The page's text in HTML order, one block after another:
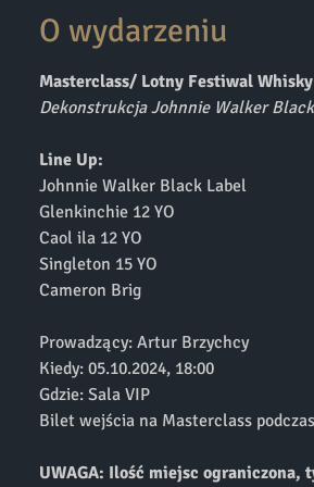
O wydarzeniu
Masterclass/ Lotny Festiwal
Dekonstrukcja Johnnie Walker
Line Up:
Johnnie Walker Black Label
Glenkinchie 12 YO
Caol ila 12 YO
Singleton 15 YO
Cameron Brig
Prowadzący: Artur Brzychcy
Kiedy: 05.10.2024, 18:00
Gdzie: Sala VIP
Bilet wejścia na Masterclass
UWAGA: Ilość miejsc ograniczona,